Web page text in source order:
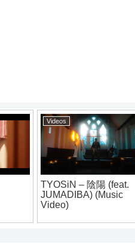
Videos
SHO aka S.TIME : 神の